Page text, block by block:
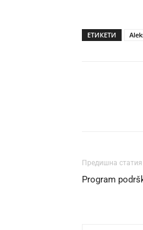
ЕТИКЕТИ
Предишна статия
Program